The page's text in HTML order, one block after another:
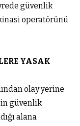
güvenlik
operatörünü
YASAK
olay yerine
güvenlik
alana